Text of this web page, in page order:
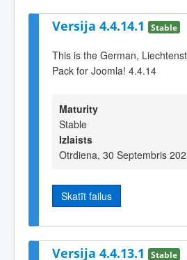
Versija 4.4.14.1 Stable
This is the German,
Pack for Joomla! 4.4.14
Maturity
Stable
Izlaists
Otrdiena, 30 Septembris
Skatīt failus
Versija 4.4.13.1 Stable